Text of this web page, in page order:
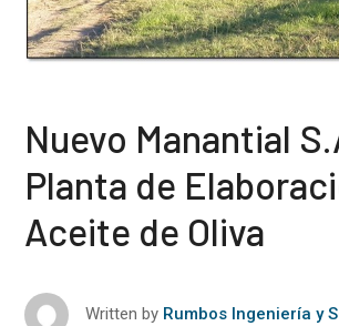
Nuevo Manantial
Planta de
Aceite de Oliva
Written by Rumbos Ingeniería y